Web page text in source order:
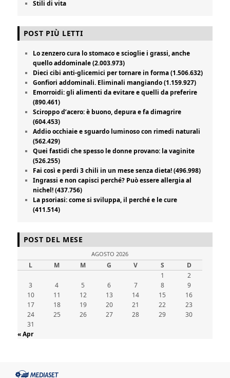
Stili di vita
POST PIÙ LETTI
Lo zenzero cura lo stomaco e scioglie i grassi, anche
quello addominale (2.003.973)
Dieci cibi anti-glicemici per tornare in forma (1.506.632)
Gonfiori addominali. Eliminali mangiando (1.159.927)
Emorroidi: gli alimenti da evitare e quelli da preferire
(890.461)
Sciroppo d’acero: è buono, depura e fa dimagrire
(604.453)
Addio occhiaie e sguardo luminoso con rimedi naturali
(562.429)
Quei fastidi che spesso le donne provano: la vaginite
(526.255)
Fai così e perdi 3 chili in un mese senza dieta! (496.998)
Ingrassi e non capisci perché? Può essere allergia al
nichel! (437.756)
La psoriasi: come si sviluppa, il perché e le cure
(411.514)
POST DEL MESE
AGOSTO 2026
L M M G V S
D
1
2
3
4 5 6 7 8
9
10
11 12 13 14 15
16
17
18 19 20 21 22
23
24
25 26 27 28 29
30
31
« Apr